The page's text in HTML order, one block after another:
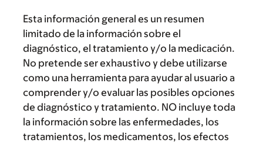
Esta información general es un resumen
limitado de la información sobre el
diagnóstico, el tratamiento y/o la medicación.
No pretende ser exhaustivo y debe utilizarse
como una herramienta para ayudar al usuario a
comprender y/o evaluar las posibles opciones
de diagnóstico y tratamiento. NO incluye toda
la información sobre las enfermedades, los
tratamientos, los medicamentos, los efectos